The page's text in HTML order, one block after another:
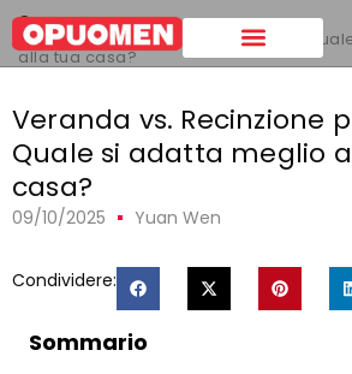
Casa >
Veranda vs. Recinzione per patio:
alla tua casa?
Veranda vs. Recinzione
Quale si adatta meglio
casa?
09/10/2025 Yuan Wen
Condividere:
Sommario